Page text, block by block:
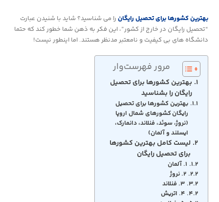
بهترین کشورها برای تحصیل رایگان را می شناسید؟ شاید با شنیدن عبارت
“تحصیل رایگان در خارج از کشور”، این فکر به ذهن شما خطور کند که حتما
دانشگاه های بی کیفیت و نامعتبر مدنظر هستند. اما اینطور نیست!
مرور فهرست‌وار
بهترین کشورها برای تحصیل
رایگان را بشناسید
بهترین کشورها برای تحصیل
رایگان کشورهای شمال اروپا
(نروژ، سوئد، فنلاند، دانمارک،
ایسلند و آلمان)
لیست کامل بهترین کشورها
برای تحصیل رایگان
۱. آلمان
۲. نروژ
۳. فنلاند
۴. اتریش